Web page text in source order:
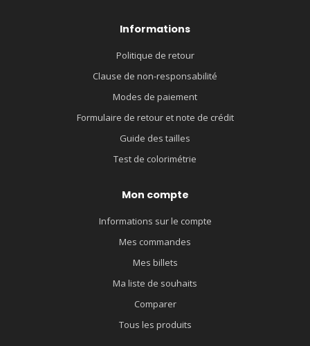
Informations
Politique de retour
Clause de non-responsabilité
Modes de paiement
Formulaire de retour et note de crédit
Guide des tailles
Test de colorimétrie
Mon compte
Informations sur le compte
Mes commandes
Mes billets
Ma liste de souhaits
Comparer
Tous les produits